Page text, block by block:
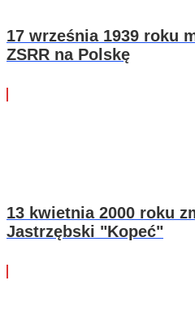
17 września 1939 roku
ZSRR na Polskę
13 kwietnia 2000 roku
Jastrzębski "Kopeć"